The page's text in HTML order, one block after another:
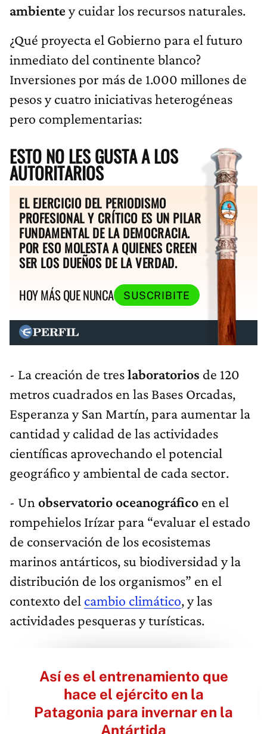
ambientey cuidar los recursos naturales.
¿Qué proyecta el Gobierno para el futuro
inmediato del continente blanco?
Inversiones por más de 1.000 millones de
pesos y cuatro iniciativas heterogéneas
pero complementarias:
ESTO NO LES GUSTA A LOS
AUTORITARIOS
EL EJERCICIO DEL PERIODISMO
PROFESIONAL Y CRÍTICO ES UN PILAR
FUNDAMENTAL DE LA DEMOCRACIA.
POR ESO MOLESTA A QUIENES CREEN
SER LOS DUEÑOS DE LA VERDAD.
HOY MÁS QUE NUNCA
SUSCRIBITE
- La creación de treslaboratorios de 120
metros cuadrados en las Bases Orcadas,
Esperanza y San Martín, para aumentar la
cantidad y calidad de las actividades
científicas aprovechando el potencial
geográfico y ambiental de cada sector.
- Un observatorio oceanográfico en el
rompehielos Irízar para “evaluar el estado
de conservación de los ecosistemas
marinos antárticos, su biodiversidad y la
distribución de los organismos” en el
contexto del cambio climático, y las
actividades pesqueras y turísticas.
Así es el entrenamiento que
hace el ejército en la
Patagonia para invernar en la
Antártida